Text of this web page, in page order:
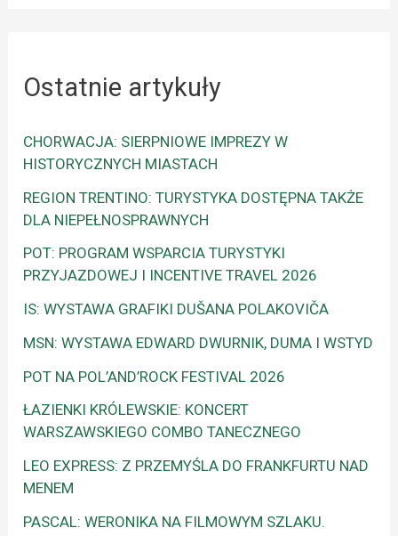
Ostatnie artykuły
CHORWACJA: SIERPNIOWE IMPREZY W
HISTORYCZNYCH MIASTACH
REGION TRENTINO: TURYSTYKA DOSTĘPNA TAKŻE
DLA NIEPEŁNOSPRAWNYCH
POT: PROGRAM WSPARCIA TURYSTYKI
PRZYJAZDOWEJ I INCENTIVE TRAVEL 2026
IS: WYSTAWA GRAFIKI DUŠANA POLAKOVIČA
MSN: WYSTAWA EDWARD DWURNIK, DUMA I WSTYD
POT NA POL’AND’ROCK FESTIVAL 2026
ŁAZIENKI KRÓLEWSKIE: KONCERT
WARSZAWSKIEGO COMBO TANECZNEGO
LEO EXPRESS: Z PRZEMYŚLA DO FRANKFURTU NAD
MENEM
PASCAL: WERONIKA NA FILMOWYM SZLAKU.